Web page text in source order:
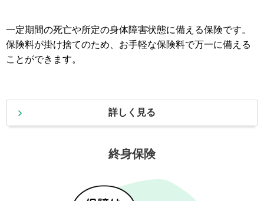
一定期間の死亡や所定の身体障害状態に備える保険です。
保険料が掛け捨てのため、お手軽な保険料で万一に備える
ことができます。
詳しく見る
終身保険